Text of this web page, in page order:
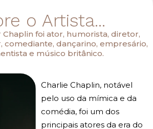
o Artista...
Chaplin foi ator, humorista, diretor,
dançarino, empresário,
e músico britânico.
Charlie Chaplin, notável
pelo uso da mímica e da
comédia, foi um dos
principais atores da era do